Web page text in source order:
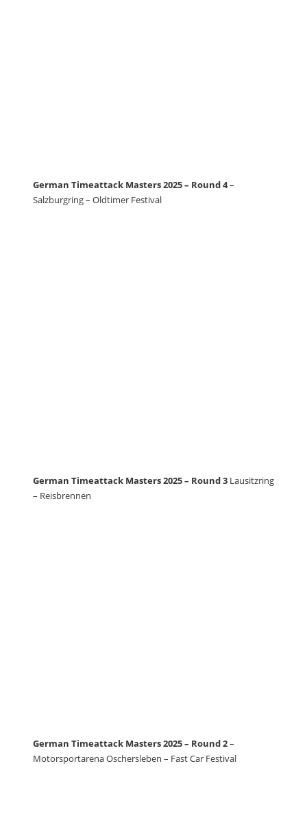
German Timeattack Masters 2025 – Round 4–
Salzburgring – Oldtimer Festival
German Timeattack Masters 2025 – Round 3 Lausitzring
– Reisbrennen
German Timeattack Masters 2025 – Round 2–
Motorsportarena Oschersleben – Fast Car Festival